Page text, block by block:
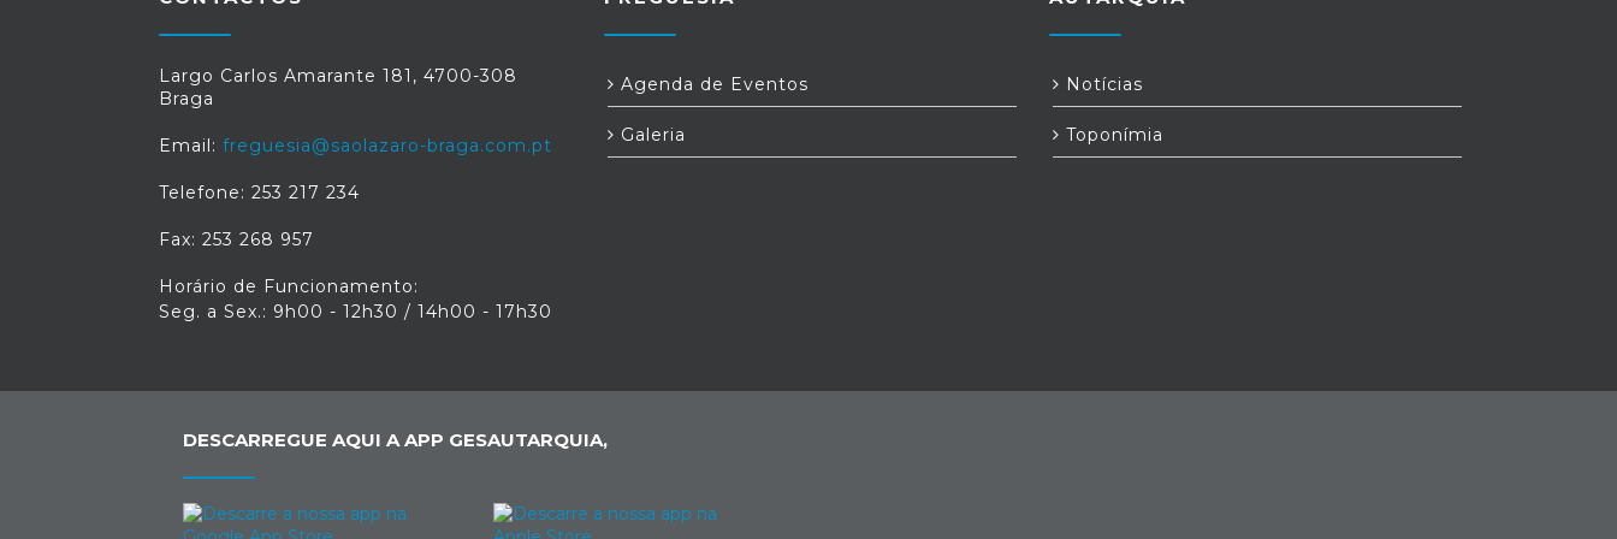
Largo Carlos Amarante 181, 4700-308
Braga
Email: freguesia@saolazaro-braga.com.pt
Telefone: 253 217 234
Fax: 253 268 957
Horário de Funcionamento:
Seg. a Sex.: 9h00 - 12h30 / 14h00 - 17h30
Agenda de Eventos
Galeria
Notícias
Toponímia
DESCARREGUE AQUI A APP GESAUTARQUIA,